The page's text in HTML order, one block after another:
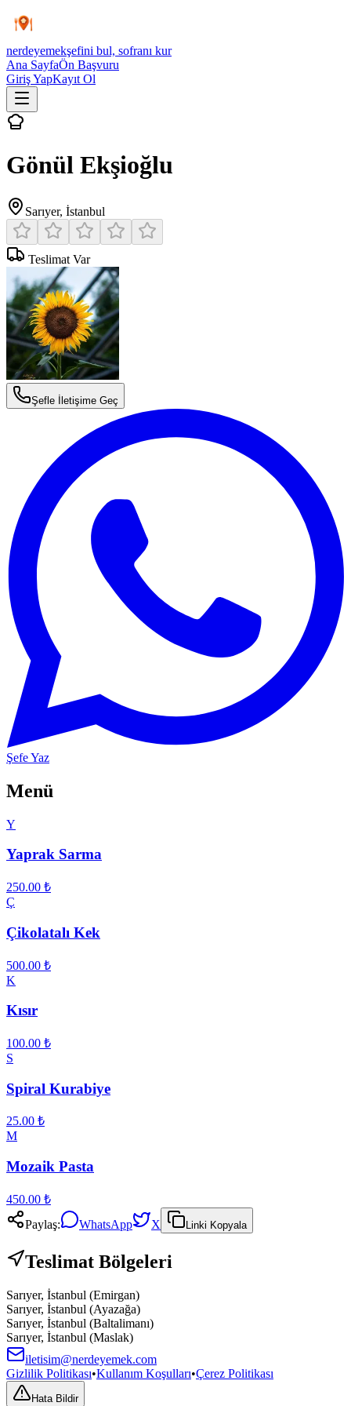
nerdeyemekşefini bul, sofranı kur
Ana SayfaÖn Başvuru
Giriş YapKayıt Ol
Gönül Ekşioğlu
Sarıyer, İstanbul
Teslimat Var
Şefle İletişime Geç
Şefe Yaz
Menü
Y
Yaprak Sarma
250.00 ₺
Ç
Çikolatalı Kek
500.00 ₺
K
Kısır
100.00 ₺
S
Spiral Kurabiye
25.00 ₺
M
Mozaik Pasta
450.00 ₺
Paylaş:
WhatsApp X Linki Kopyala
Teslimat Bölgeleri
Sarıyer, İstanbul (Emirgan)
Sarıyer, İstanbul (Ayazağa)
Sarıyer, İstanbul (Baltalimanı)
Sarıyer, İstanbul (Maslak)
iletisim@nerdeyemek.com
Gizlilik Politikası•Kullanım Koşulları•Çerez Politikası
Hata Bildir